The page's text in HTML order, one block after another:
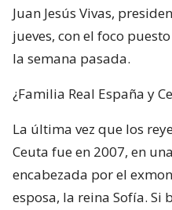
Juan Jesús Vivas,
jueves, con el foco
la semana pasada.
¿Familia Real España y
La última vez que los
Ceuta fue en 2007, en
encabezada por el
esposa, la reina Sofía. Si